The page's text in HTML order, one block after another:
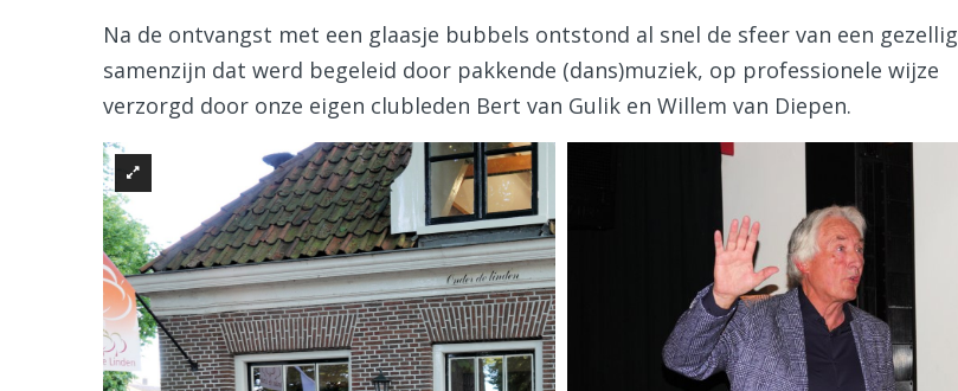
Na de ontvangst met een glaasje bubbels ontstond al snel de sfeer van een gezellig
samenzijn dat werd begeleid door pakkende (dans)muziek, op professionele wijze
verzorgd door onze eigen clubleden Bert van Gulik en Willem van Diepen.